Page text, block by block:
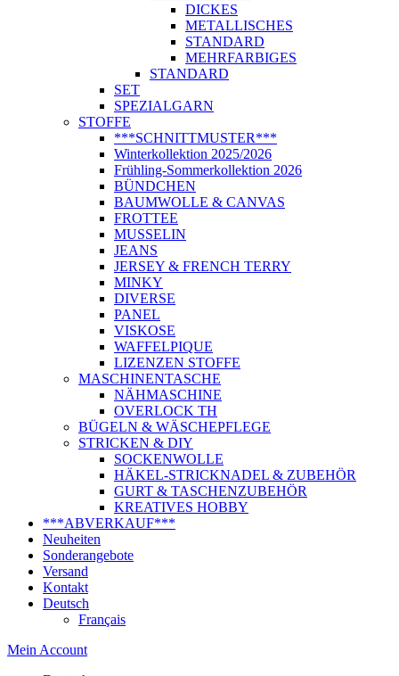
DICKES
METALLISCHES
STANDARD
MEHRFARBIGES
STANDARD
SET
SPEZIALGARN
STOFFE
***SCHNITTMUSTER***
Winterkollektion 2025/2026
Frühling-Sommerkollektion 2026
BÜNDCHEN
BAUMWOLLE & CANVAS
FROTTEE
MUSSELIN
JEANS
JERSEY & FRENCH TERRY
MINKY
DIVERSE
PANEL
VISKOSE
WAFFELPIQUE
LIZENZEN STOFFE
MASCHINENTASCHE
NÄHMASCHINE
OVERLOCK TH
BÜGELN & WÄSCHEPFLEGE
STRICKEN & DIY
SOCKENWOLLE
HÄKEL-STRICKNADEL & ZUBEHÖR
GURT & TASCHENZUBEHÖR
KREATIVES HOBBY
***ABVERKAUF***
Neuheiten
Sonderangebote
Versand
Kontakt
Deutsch
Français
Mein Account